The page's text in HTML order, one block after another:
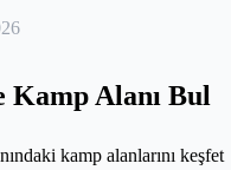
karşılaşmamak veya
ve huzurlu noktaları nasıl
Doğanın
olan tüm detaylar
Kamp Alanı Bul
kamp alanlarını keşfet